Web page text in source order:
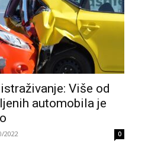
Više od
automobila je
2022 0